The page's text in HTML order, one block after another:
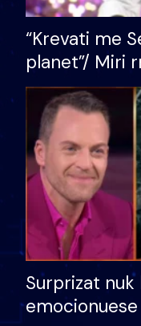
“Krevati me
planet”/ Miri
bukura në
mungojë
Surprizat